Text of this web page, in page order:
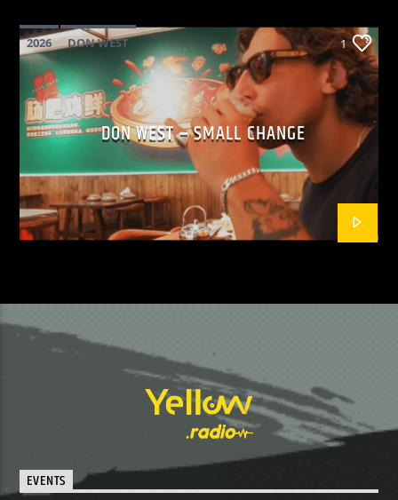
2026
DON WEST
MAINSQUARE FESTIVAL 2026
POP
1
DON WEST – SMALL CHANGE
EVENTS